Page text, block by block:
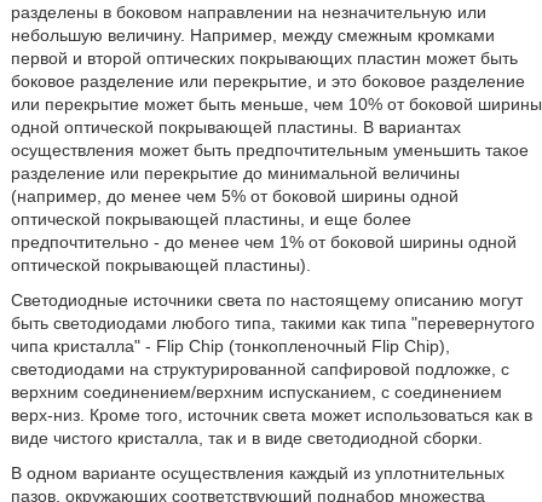
разделены в боковом направлении на незначительную или
небольшую величину. Например, между смежным кромками
первой и второй оптических покрывающих пластин может быть
боковое разделение или перекрытие, и это боковое разделение
или перекрытие может быть меньше, чем 10% от боковой ширины
одной оптической покрывающей пластины. В вариантах
осуществления может быть предпочтительным уменьшить такое
разделение или перекрытие до минимальной величины
(например, до менее чем 5% от боковой ширины одной
оптической покрывающей пластины, и еще более
предпочтительно - до менее чем 1% от боковой ширины одной
оптической покрывающей пластины).
Светодиодные источники света по настоящему описанию могут
быть светодиодами любого типа, такими как типа "перевернутого
чипа кристалла" - Flip Chip (тонкопленочный Flip Chip),
светодиодами на структурированной сапфировой подложке, с
верхним соединением/верхним испусканием, с соединением
верх-низ. Кроме того, источник света может использоваться как в
виде чистого кристалла, так и в виде светодиодной сборки.
В одном варианте осуществления каждый из уплотнительных
пазов, окружающих соответствующий поднабор множества